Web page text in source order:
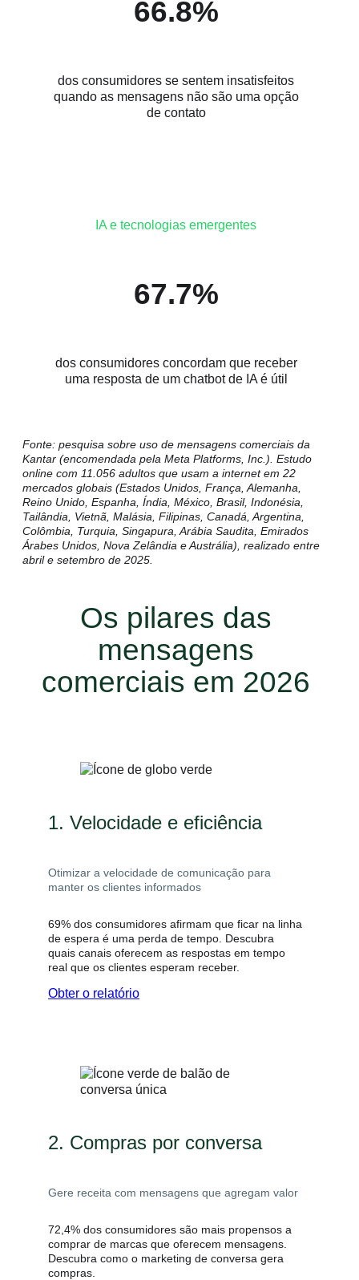
66.8%
dos consumidores se sentem insatisfeitos
quando as mensagens não são uma opção
de contato
IA e tecnologias emergentes
67.7%
dos consumidores concordam que receber
uma resposta de um chatbot de IA é útil
Fonte: pesquisa sobre uso de mensagens comerciais da
Kantar (encomendada pela Meta Platforms, Inc.). Estudo
online com 11.056 adultos que usam a internet em 22
mercados globais (Estados Unidos, França, Alemanha,
Reino Unido, Espanha, Índia, México, Brasil, Indonésia,
Tailândia, Vietnã, Malásia, Filipinas, Canadá, Argentina,
Colômbia, Turquia, Singapura, Arábia Saudita, Emirados
Árabes Unidos, Nova Zelândia e Austrália), realizado entre
abril e setembro de 2025.
Os pilares das
mensagens
comerciais em 2026
1. Velocidade e eficiência
Otimizar a velocidade de comunicação para
manter os clientes informados
69% dos consumidores afirmam que ficar na linha
de espera é uma perda de tempo. Descubra
quais canais oferecem as respostas em tempo
real que os clientes esperam receber.
Obter o relatório
2. Compras por conversa
Gere receita com mensagens que agregam valor
72,4% dos consumidores são mais propensos a
comprar de marcas que oferecem mensagens.
Descubra como o marketing de conversa gera
compras.